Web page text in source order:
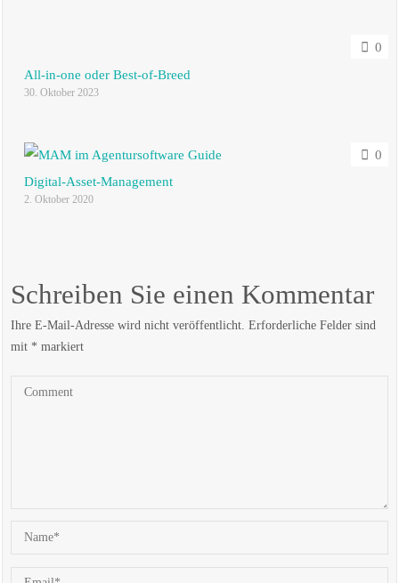
0
All-in-one oder Best-of-Breed
30. Oktober 2023
0
Digital-Asset-Management
2. Oktober 2020
Schreiben Sie einen Kommentar
Ihre E-Mail-Adresse wird nicht veröffentlicht. Erforderliche Felder sind
mit * markiert